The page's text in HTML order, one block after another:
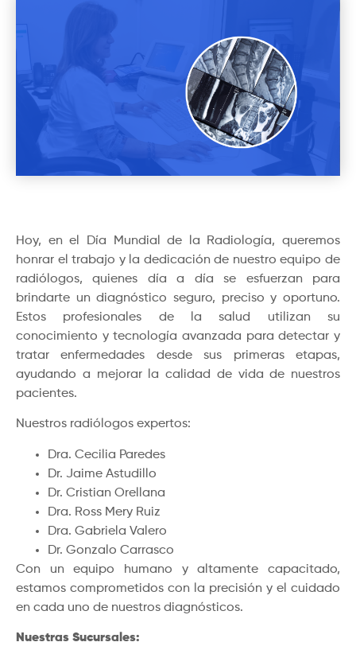
Hoy, en el Día Mundial de la Radiología, queremos
honrar el trabajo y la dedicación de nuestro equipo de
radiólogos, quienes día a día se esfuerzan para
brindarte un diagnóstico seguro, preciso y oportuno.
Estos profesionales de la salud utilizan su
conocimiento y tecnología avanzada para detectar y
tratar enfermedades desde sus primeras etapas,
ayudando a mejorar la calidad de vida de nuestros
pacientes.
Nuestros radiólogos expertos:
Dra. Cecilia Paredes
Dr. Jaime Astudillo
Dr. Cristian Orellana
Dra. Ross Mery Ruiz
Dra. Gabriela Valero
Dr. Gonzalo Carrasco
Con un equipo humano y altamente capacitado,
estamos comprometidos con la precisión y el cuidado
en cada uno de nuestros diagnósticos.
Nuestras Sucursales: